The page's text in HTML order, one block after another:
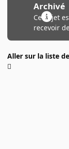
Archivé
Ce sujet
recevoir
Aller sur la liste